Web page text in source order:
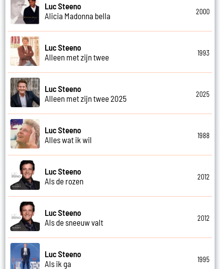
Luc Steeno
Alicia Madonna bella
2000
Luc Steeno
Alleen met zijn twee
1993
Luc Steeno
Alleen met zijn twee 2025
2025
Luc Steeno
Alles wat ik wil
1988
Luc Steeno
Als de rozen
2012
Luc Steeno
Als de sneeuw valt
2012
Luc Steeno
Als ik ga
1995